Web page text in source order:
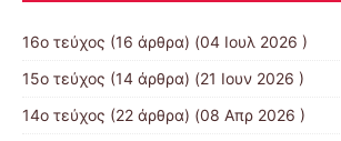
16ο τεύχος (16 άρθρα) (04 Ιουλ 2026 )
15ο τεύχος (14 άρθρα) (21 Ιουν 2026 )
14ο τεύχος (22 άρθρα) (08 Απρ 2026 )